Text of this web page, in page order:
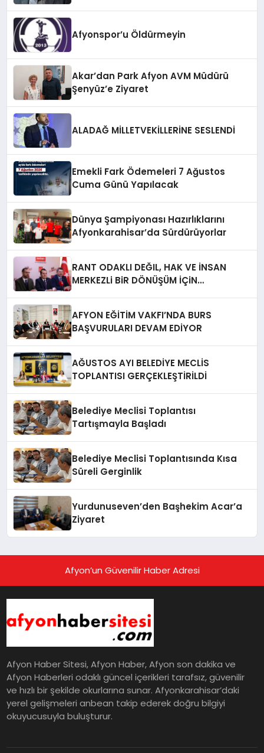
Afyonspor’u Öldürmeyin
Akar’dan Park Afyon AVM Müdürü
Şenyüz’e Ziyaret
ALADAĞ MİLLETVEKİLLERİNE SESLENDİ
Emekli Fark Ödemeleri 7 Ağustos
Cuma Günü Yapılacak
Dünya Şampiyonası Hazırlıklarını
Afyonkarahisar’da Sürdürüyorlar
RANT ODAKLI DEĞIL, HAK VE İNSAN
MERKEZLi BiR DÖNÜŞÜM İÇiN
AFYON EĞİTİM VAKFI’NDA BURS
BAŞVURULARI DEVAM EDİYOR
AĞUSTOS AYI BELEDİYE MECLİS
TOPLANTISI GERÇEKLEŞTİRİLDİ
Belediye Meclisi Toplantısı
Tartışmayla Başladı
Belediye Meclisi Toplantısında Kısa
Süreli Gerginlik
Yurdunuseven’den Başhekim Acar’a
Ziyaret
Afyon’un Güvenilir Haber Adresi
Afyon Haber Sitesi, Afyon Haber, Afyon son dakika ve
Afyon Haberleri odaklı güncel içerikleri tarafsız, güvenilir
ve hızlı bir şekilde okurlarına sunar. Afyonkarahisar’daki
yerel gelişmeleri anbean takip ederek doğru bilgiyi
okuyucusuyla buluşturur.